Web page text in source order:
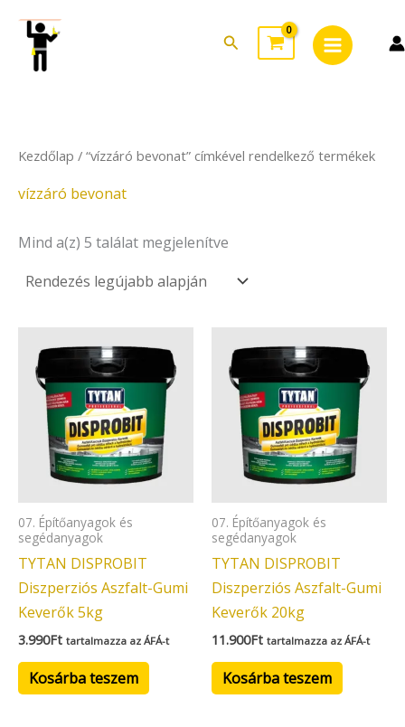
content
Search
Menu
Kezdőlap / “vízzáró bevonat” címkével rendelkező termékek
vízzáró bevonat
Mind a(z) 5 találat megjelenítve
latest
07. Építőanyagok és
segédanyagok
TYTAN DISPROBIT
Diszperziós Aszfalt-Gumi
Keverők 5kg
3.990Ft tartalmazza az ÁFÁ-t
Kosárba teszem
07. Építőanyagok és
segédanyagok
TYTAN DISPROBIT
Diszperziós Aszfalt-Gumi
Keverők 20kg
11.900Ft tartalmazza az ÁFÁ-t
Kosárba teszem